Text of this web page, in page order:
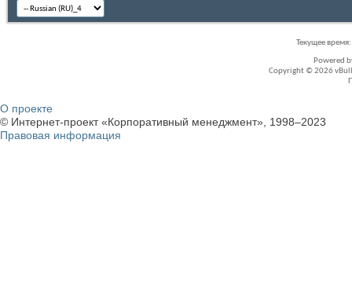
Текущее время:
Powered
Copyright © 2026
О проекте
© Интернет-проект «Корпоративный менеджмент», 1998–2023
Правовая информация